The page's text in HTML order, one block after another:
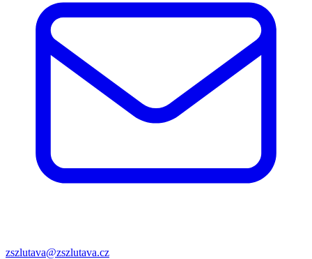
zszlutava@zszlutava.cz